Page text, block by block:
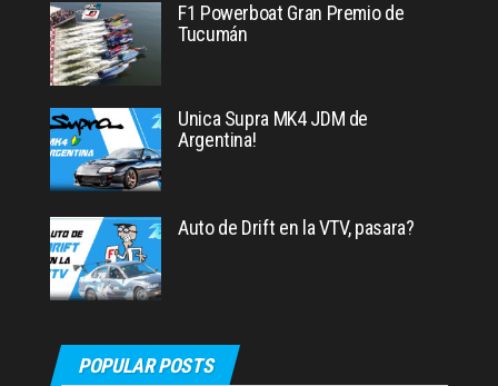
F1 Powerboat Gran Premio de
Tucumán
Unica Supra MK4 JDM de
Argentina!
Auto de Drift en la VTV, pasara?
POPULAR POSTS